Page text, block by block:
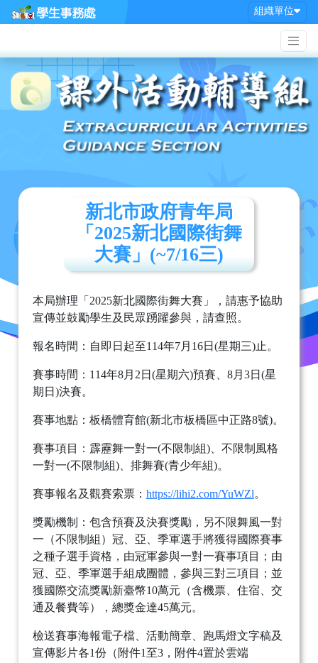
組織單位
新北市政府青年局
「2025新北國際街舞
大賽」(~7/16三)
本局辦理「2025新北國際街舞大賽」，請惠予協助
宣傳並鼓勵學生及民眾踴躍參與，請查照。
報名時間：自即日起至114年7月16日(星期三)止。
賽事時間：114年8月2日(星期六)預賽、8月3日(星
期日)決賽。
賽事地點：板橋體育館(新北市板橋區中正路8號)。
賽事項目：霹靂舞一對一(不限制組)、不限制風格
一對一(不限制組)、排舞賽(青少年組)。
賽事報名及觀賽索票： https://lihi2.com/YuWZl。
獎勵機制：包含預賽及決賽獎勵，另不限舞風一對
一（不限制組）冠、亞、季軍選手將獲得國際賽事
之種子選手資格，由冠軍參與一對一賽事項目；由
冠、亞、季軍選手組成團體，參與三對三項目；並
獲國際交流獎勵新臺幣10萬元（含機票、住宿、交
通及餐費等），總獎金達45萬元。
檢送賽事海報電子檔、活動簡章、跑馬燈文字稿及
宣傳影片各1份（附件1至3，附件4置於雲端